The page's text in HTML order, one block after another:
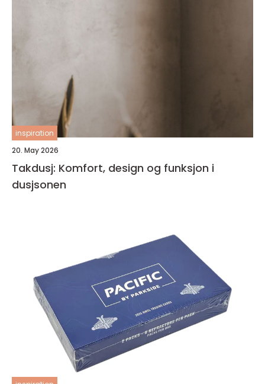
inspiration
20. May 2026
Takdusj: Komfort, design og funksjon i
dusjsonen